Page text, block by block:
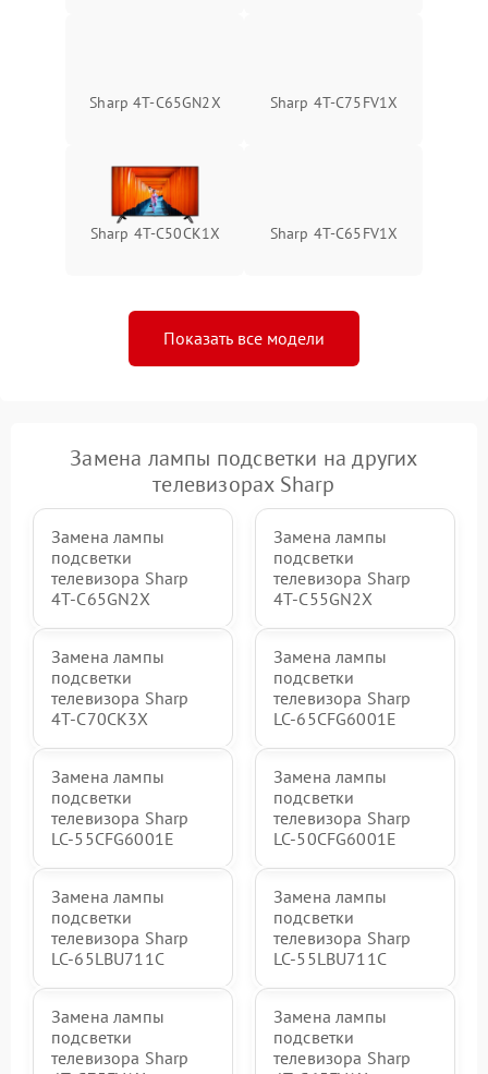
Sharp 4T-C65GN2X Sharp 4T-C75FV1X
Sharp 4T-C50CK1X Sharp 4T-C65FV1X
Показать все модели
Замена лампы подсветки на других
телевизорах Sharp
Замена лампы
подсветки
телевизора Sharp
4T-C65GN2X
Замена лампы
подсветки
телевизора Sharp
4T-C55GN2X
Замена лампы
подсветки
телевизора Sharp
4T-C70CK3X
Замена лампы
подсветки
телевизора Sharp
LC-65CFG6001E
Замена лампы
подсветки
телевизора Sharp
LC-55CFG6001E
Замена лампы
подсветки
телевизора Sharp
LC-50CFG6001E
Замена лампы
подсветки
телевизора Sharp
LC-65LBU711C
Замена лампы
подсветки
телевизора Sharp
LC-55LBU711C
Замена лампы
подсветки
телевизора Sharp
Замена лампы
подсветки
телевизора Sharp